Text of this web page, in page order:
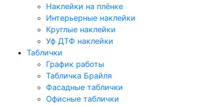
Наклейки на плёнке
Интерьерные наклейки
Круглые наклейки
Уф ДТФ наклейки
Таблички
График работы
Табличка Брайля
Фасадные таблички
Офисные таблички